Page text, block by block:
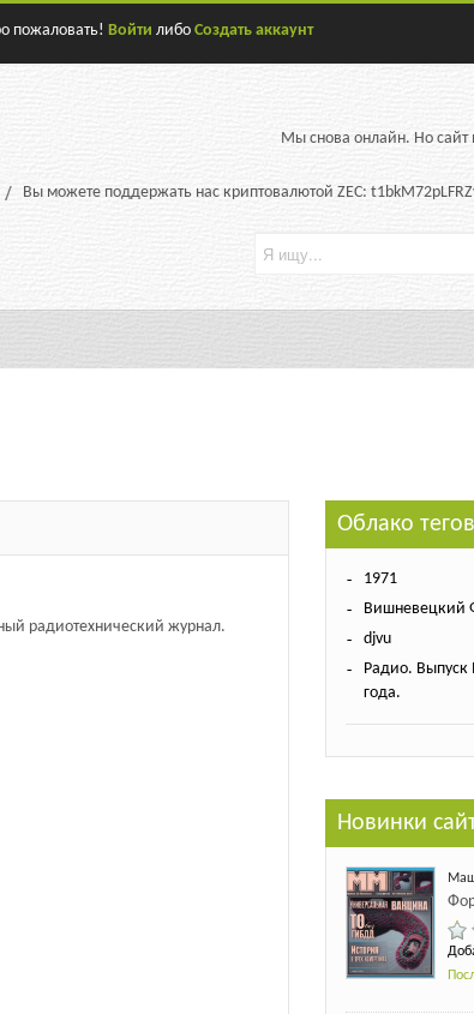
пожаловать! Войти либо Создать аккаунт
Мы снова онлайн. Но
Вы можете поддержать нас криптовалютой ZEC:
радиотехнический журнал.
Облако тегов
1971
Вишневецкий
djvu
Радио.
года.
Новинки